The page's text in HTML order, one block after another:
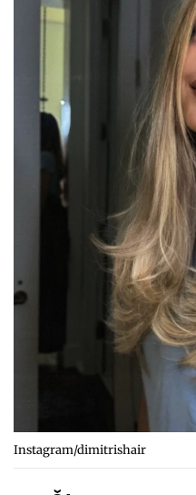
Instagram/dimitrishair